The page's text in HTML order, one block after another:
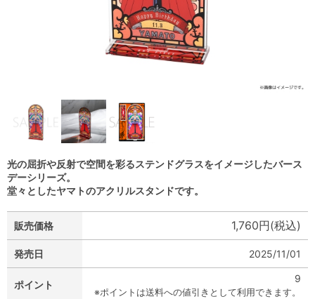
光の屈折や反射で空間を彩るステンドグラスをイメージしたバース
デーシリーズ。
堂々としたヤマトのアクリルスタンドです。
販売価格 1,760円(税込)
発売日 2025/11/01
ポイント
9
※ポイントは送料への値引きとして利用できます。